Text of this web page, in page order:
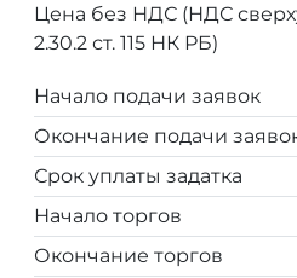
Цена без НДС (НДС
2.30.2 ст. 115 НК РБ)
Начало подачи заявок
Окончание подачи
Срок уплаты задатка
Начало торгов
Окончание торгов